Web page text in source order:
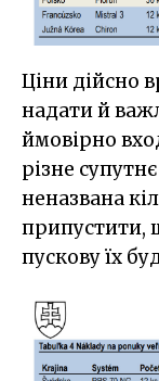
Ціни дійсно
надати й
ймовірно
різне
неназвана
припустити,
пускову їх